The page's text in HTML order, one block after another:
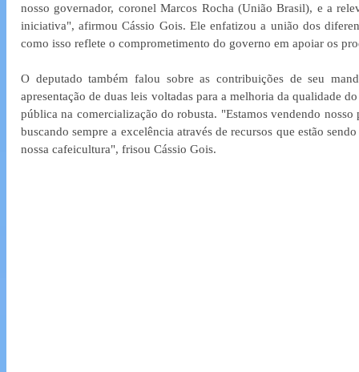
nosso governador, coronel Marcos Rocha (União Brasil), e a
iniciativa", afirmou Cássio Gois. Ele enfatizou a união dos
como isso reflete o comprometimento do governo em apoiar os
O deputado também falou sobre as contribuições de seu
apresentação de duas leis voltadas para a melhoria da qualidade
pública na comercialização do robusta. "Estamos vendendo
buscando sempre a excelência através de recursos que estão
nossa cafeicultura", frisou Cássio Gois.